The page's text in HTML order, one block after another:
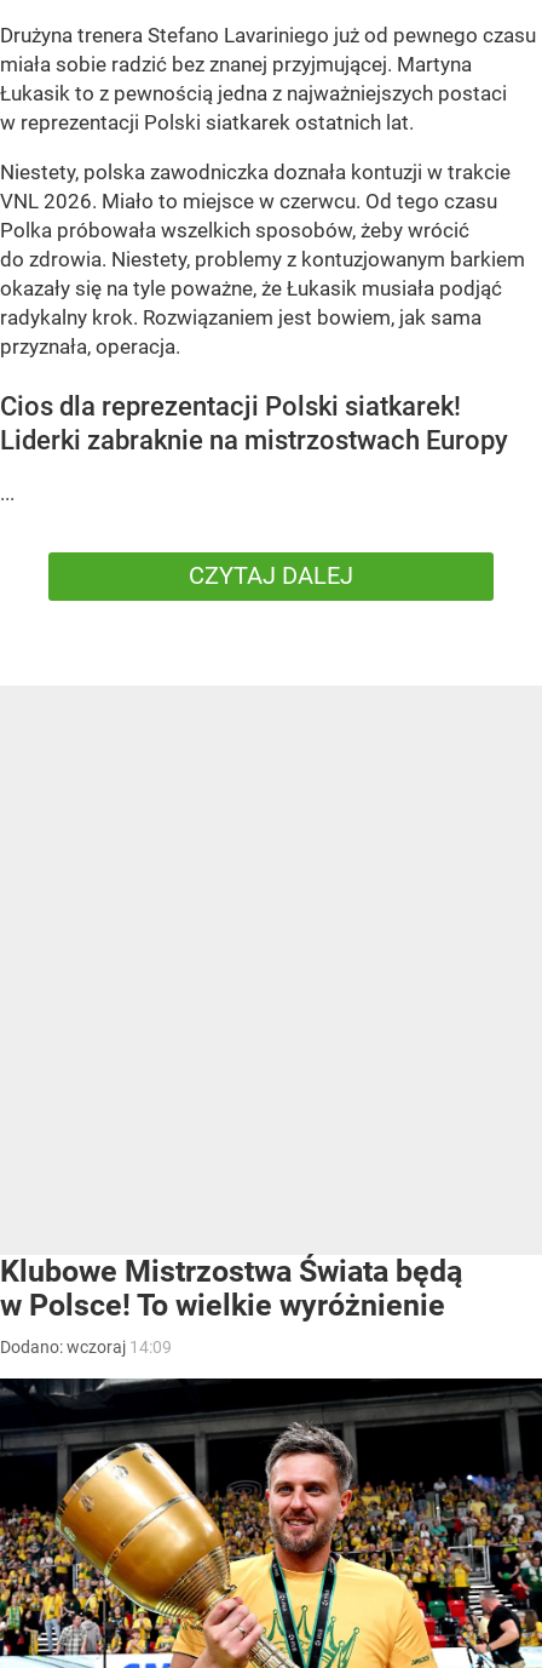
Drużyna trenera Stefano Lavariniego już od pewnego czasu
miała sobie radzić bez znanej przyjmującej. Martyna
Łukasik to z pewnością jedna z najważniejszych postaci
w reprezentacji Polski siatkarek ostatnich lat.
Niestety, polska zawodniczka doznała kontuzji w trakcie
VNL 2026. Miało to miejsce w czerwcu. Od tego czasu
Polka próbowała wszelkich sposobów, żeby wrócić
do zdrowia. Niestety, problemy z kontuzjowanym barkiem
okazały się na tyle poważne, że Łukasik musiała podjąć
radykalny krok. Rozwiązaniem jest bowiem, jak sama
przyznała, operacja.
Cios dla reprezentacji Polski siatkarek!
Liderki zabraknie na mistrzostwach Europy
...
CZYTAJ DALEJ
Klubowe Mistrzostwa Świata będą
w Polsce! To wielkie wyróżnienie
Dodano:wczoraj 14:09